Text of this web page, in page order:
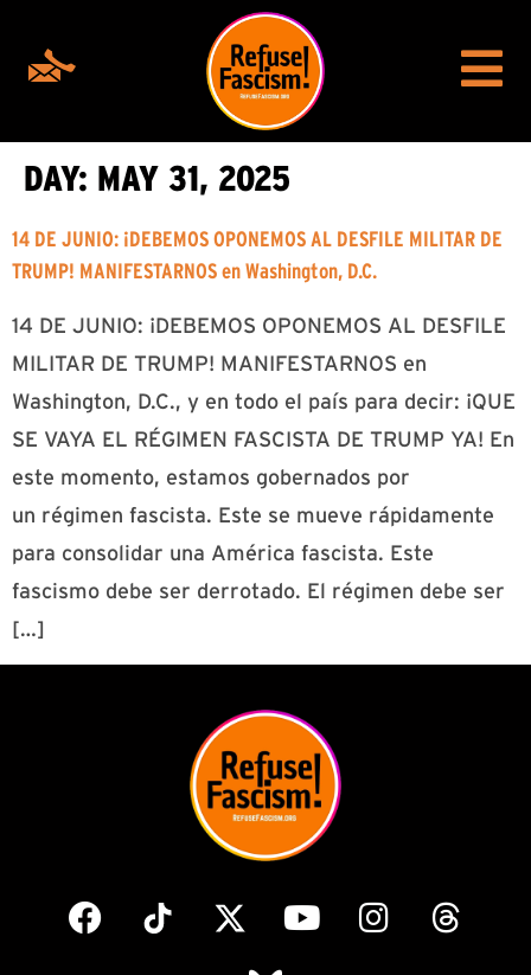
DAY: MAY 31, 2025
14 DE JUNIO: ¡DEBEMOS OPONEMOS AL DESFILE MILITAR DE
TRUMP! MANIFESTARNOS en Washington, D.C.
14 DE JUNIO: ¡DEBEMOS OPONEMOS AL DESFILE
MILITAR DE TRUMP! MANIFESTARNOS en
Washington, D.C., y en todo el país para decir: ¡QUE
SE VAYA EL RÉGIMEN FASCISTA DE TRUMP YA! En
este momento, estamos gobernados por
un régimen fascista. Este se mueve rápidamente
para consolidar una América fascista. Este
fascismo debe ser derrotado. El régimen debe ser
[…]